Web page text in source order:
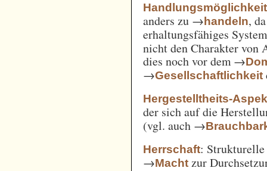
Handlungsmöglichkeit
anders zu →handeln,
erhaltungsfähiges
nicht den Charakter von
dies noch vor dem →
→Gesellschaftlichkeit
Hergestelltheits-
der sich auf die
(vgl. auch →
Herrschaft: Strukturelle
→Macht zur